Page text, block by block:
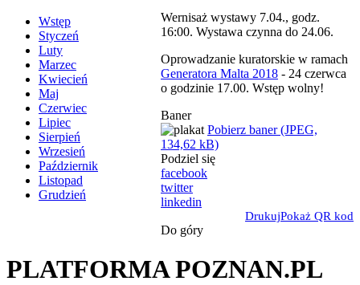
Wstęp
Styczeń
Luty
Marzec
Kwiecień
Maj
Czerwiec
Lipiec
Sierpień
Wrzesień
Październik
Listopad
Grudzień
Wernisaż wystawy 7.04., godz.
16:00. Wystawa czynna do 24.06.
Oprowadzanie kuratorskie w ramach
Generatora Malta 2018 - 24 czerwca
o godzinie 17.00. Wstęp wolny!
Baner
Pobierz baner (JPEG,
134,62 kB)
Podziel się
facebook
twitter
linkedin
DrukujPokaż QR kod
Do góry
PLATFORMA POZNAN.PL